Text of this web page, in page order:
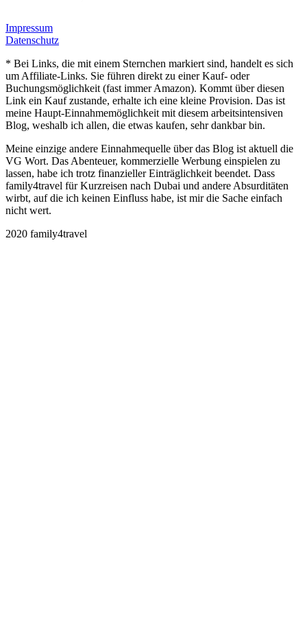
Impressum
Datenschutz
* Bei Links, die mit einem Sternchen markiert sind, handelt es sich
um Affiliate-Links. Sie führen direkt zu einer Kauf- oder
Buchungsmöglichkeit (fast immer Amazon). Kommt über diesen
Link ein Kauf zustande, erhalte ich eine kleine Provision. Das ist
meine Haupt-Einnahmemöglichkeit mit diesem arbeitsintensiven
Blog, weshalb ich allen, die etwas kaufen, sehr dankbar bin.
Meine einzige andere Einnahmequelle über das Blog ist aktuell die
VG Wort. Das Abenteuer, kommerzielle Werbung einspielen zu
lassen, habe ich trotz finanzieller Einträglichkeit beendet. Dass
family4travel für Kurzreisen nach Dubai und andere Absurditäten
wirbt, auf die ich keinen Einfluss habe, ist mir die Sache einfach
nicht wert.
2020 family4travel